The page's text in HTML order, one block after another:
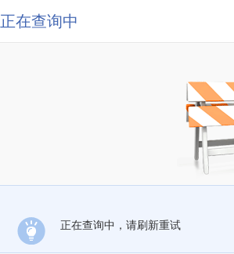
正在查询中
正在查询中，请刷新重试